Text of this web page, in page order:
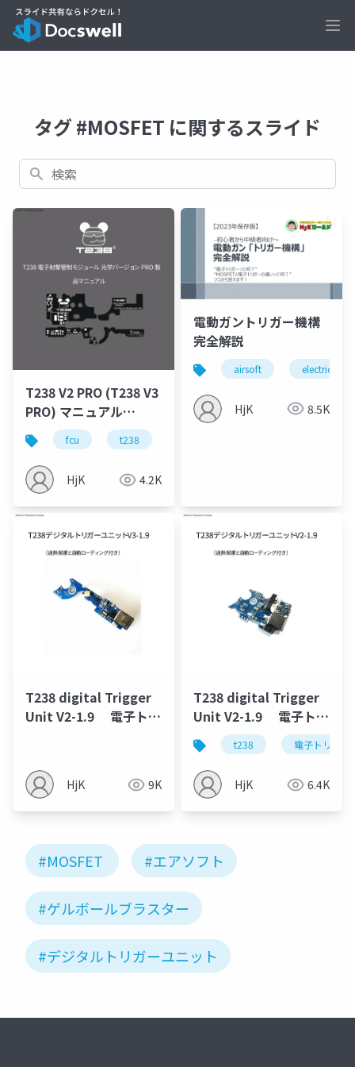
タグ #MOSFET に関するスライド
検索
T238 V2 PRO (T238 V3
PRO) マニュアル
2024.11.18_日本語版
fcu t238
HjK 4.2K
電動ガントリガー機構
完全解説
airsoft electric gun
HjK 8.5K
T238 digital Trigger
Unit V2-1.9 電子トリ
ュアル
HjK 9K
T238 digital Trigger
Unit V2-1.9 電子トリ
ガーT238 Ver2メカボ
ックス用 V1.9 マニ
ュアル
t238 電子トリガ
HjK 6.4K
#MOSFET #エアソフト
#ゲルボールブラスター
#デジタルトリガーユニット